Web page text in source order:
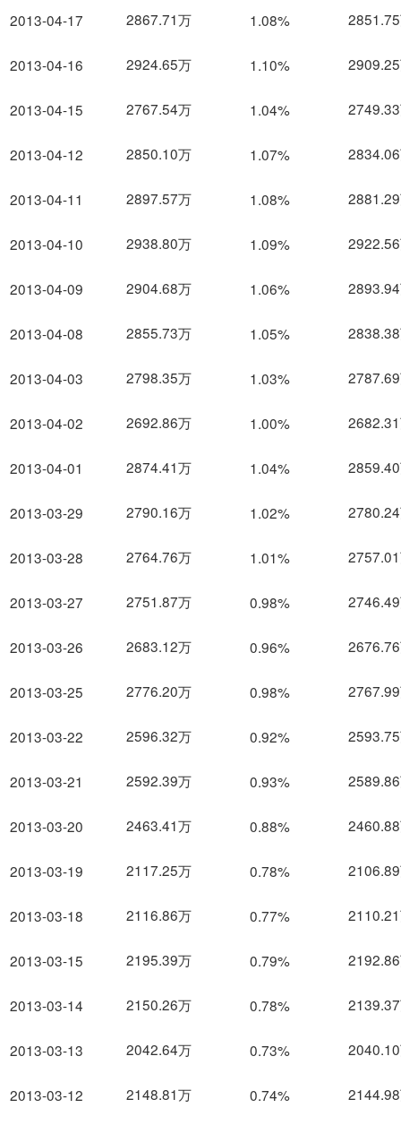
2013-04-17
2013-04-16
2013-04-15
2013-04-12
2013-04-11
2013-04-10
2013-04-09
2013-04-08
2013-04-03
2013-04-02
2013-04-01
2013-03-29
2013-03-28
2013-03-27
2013-03-26
2013-03-25
2013-03-22
2013-03-21
2013-03-20
2013-03-19
2013-03-18
2013-03-15
2013-03-14
2013-03-13
2013-03-12
2867.71万 1.08%
2924.65万 1.10%
2767.54万 1.04%
2850.10万 1.07%
2897.57万 1.08%
2938.80万 1.09%
2904.68万 1.06%
2855.73万 1.05%
2798.35万 1.03%
2692.86万 1.00%
2874.41万 1.04%
2790.16万 1.02%
2764.76万 1.01%
2751.87万 0.98%
2683.12万 0.96%
2776.20万 0.98%
2596.32万 0.92%
2592.39万 0.93%
2463.41万 0.88%
2117.25万 0.78%
2116.86万 0.77%
2195.39万 0.79%
2150.26万 0.78%
2042.64万 0.73%
2148.81万 0.74%